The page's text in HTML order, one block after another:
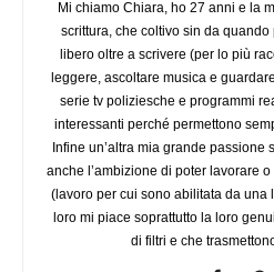
Mi chiamo Chiara, ho 27 anni e la
scrittura, che coltivo sin da
libero oltre a scrivere (per lo più
leggere, ascoltare musica e
serie tv poliziesche e programmi
interessanti perché permettono
Infine un’altra mia grande
anche l’ambizione di poter lavorare
(lavoro per cui sono abilitata da una
loro mi piace soprattutto la loro
di filtri e che